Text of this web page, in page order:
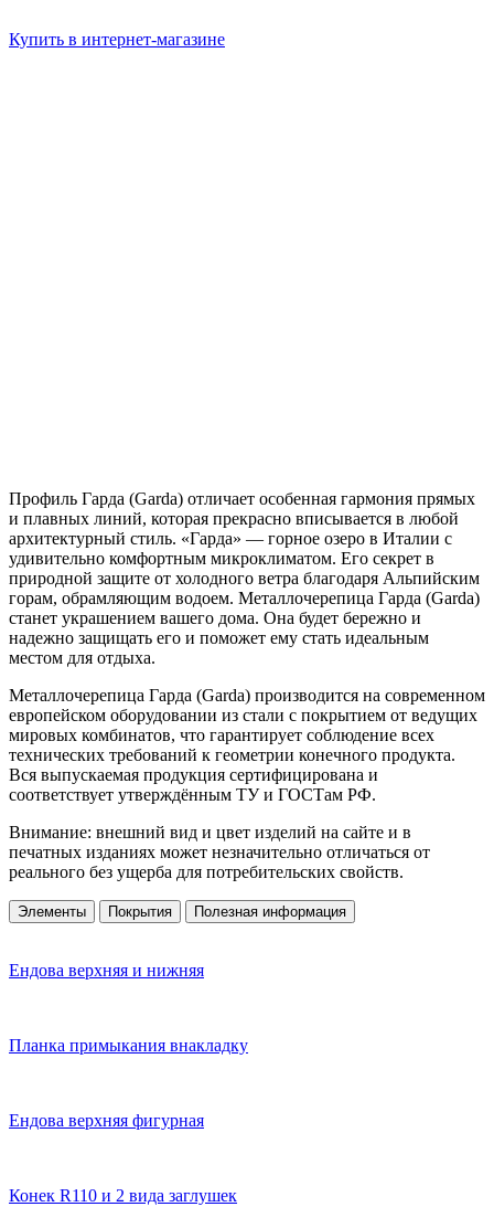
Купить в интернет-магазине
Профиль Гарда (Garda) отличает особенная гармония прямых
и плавных линий, которая прекрасно вписывается в любой
архитектурный стиль. «Гарда» — горное озеро в Италии с
удивительно комфортным микроклиматом. Его секрет в
природной защите от холодного ветра благодаря Альпийским
горам, обрамляющим водоем. Металлочерепица Гарда (Garda)
станет украшением вашего дома. Она будет бережно и
надежно защищать его и поможет ему стать идеальным
местом для отдыха.
Металлочерепица Гарда (Garda) производится на современном
европейском оборудовании из стали с покрытием от ведущих
мировых комбинатов, что гарантирует соблюдение всех
технических требований к геометрии конечного продукта.
Вся выпускаемая продукция сертифицирована и
соответствует утверждённым ТУ и ГОСТам РФ.
Внимание: внешний вид и цвет изделий на сайте и в
печатных изданиях может незначительно отличаться от
реального без ущерба для потребительских свойств.
Элементы Покрытия Полезная информация
Ендова верхняя и нижняя
Планка примыкания внакладку
Ендова верхняя фигурная
Конек R110 и 2 вида заглушек